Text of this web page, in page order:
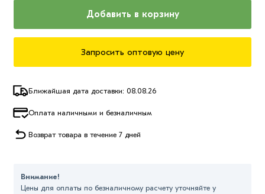
Ближайшая дата доставки: 08.08.26
Оплата наличными и безналичным
Возврат товара в течение 7 дней
Внимание!
Цены для оплаты по безналичному расчету уточняйте у
Добавить в корзину
Запросить оптовую цену